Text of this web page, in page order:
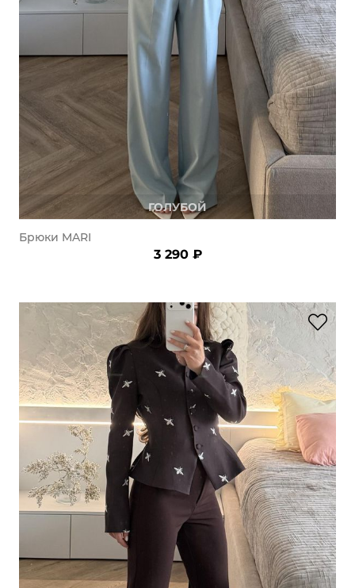
ГОЛУБОЙ
Брюки MARI
3 290 ₽
раз в 2
раз в 2 недели
plait.ru